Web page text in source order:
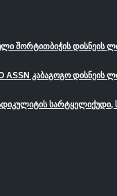
შორტითბიჭის დისნეის
ASSN კაბაგოგო დისნეის
სარტყელიქუდი,